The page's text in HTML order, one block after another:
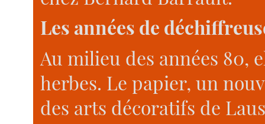
Les années de
Au milieu des années 80,
herbes. Le papier, un
des arts décoratifs de